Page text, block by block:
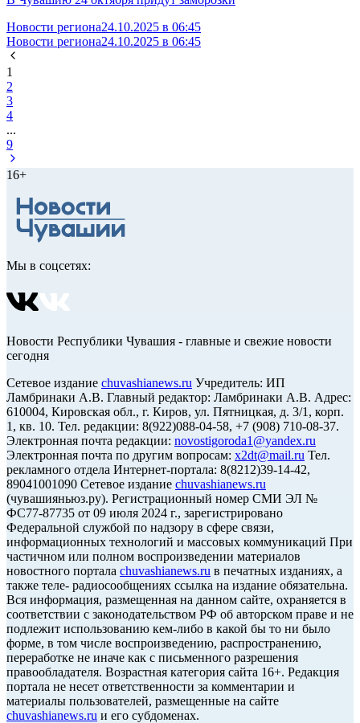
Новости региона24.10.2025 в 06:45
Новости региона24.10.2025 в 06:45
1
2
3
4
...
9
16+
Мы в соцсетях:
Новости Республики Чувашия - главные и свежие новости
сегодня
Сетевое издание chuvashianews.ru Учредитель: ИП
Ламбринаки А.В. Главный редактор: Ламбринаки А.В. Адрес:
610004, Кировская обл., г. Киров, ул. Пятницкая, д. 3/1, корп.
1, кв. 10. Тел. редакции: 8(922)088-04-58, +7 (908) 710-08-37.
Электронная почта редакции: novostigoroda1@yandex.ru
Электронная почта по другим вопросам: x2dt@mail.ru Тел.
рекламного отдела Интернет-портала: 8(8212)39-14-42,
89041001090 Сетевое издание chuvashianews.ru
(чувашияньюз.ру). Регистрационный номер СМИ ЭЛ №
ФС77-87735 от 09 июля 2024 г., зарегистрировано
Федеральной службой по надзору в сфере связи,
информационных технологий и массовых коммуникаций При
частичном или полном воспроизведении материалов
новостного портала chuvashianews.ru в печатных изданиях, а
также теле- радиосообщениях ссылка на издание обязательна.
Вся информация, размещенная на данном сайте, охраняется в
соответствии с законодательством РФ об авторском праве и не
подлежит использованию кем-либо в какой бы то ни было
форме, в том числе воспроизведению, распространению,
переработке не иначе как с письменного разрешения
правообладателя. Возрастная категория сайта 16+. Редакция
портала не несет ответственности за комментарии и
материалы пользователей, размещенные на сайте
chuvashianews.ru и его субдоменах.